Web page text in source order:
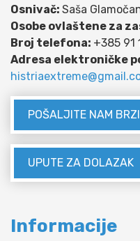
Osnivač: Saša
Osobe ovlaštene za
Broj telefona: +385 91
Adresa elektroničke
POŠALJITE NAM
UPUTE ZA DOLAZAK
Informacije